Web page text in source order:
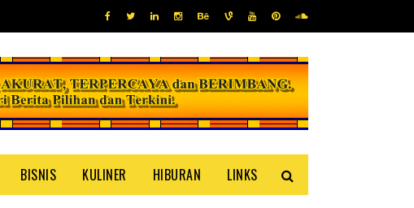
BISNIS KULINER HIBURAN LINKS